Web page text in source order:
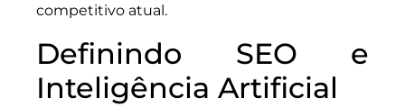
competitivo atual.
Definindo SEO e
Inteligência Artificial